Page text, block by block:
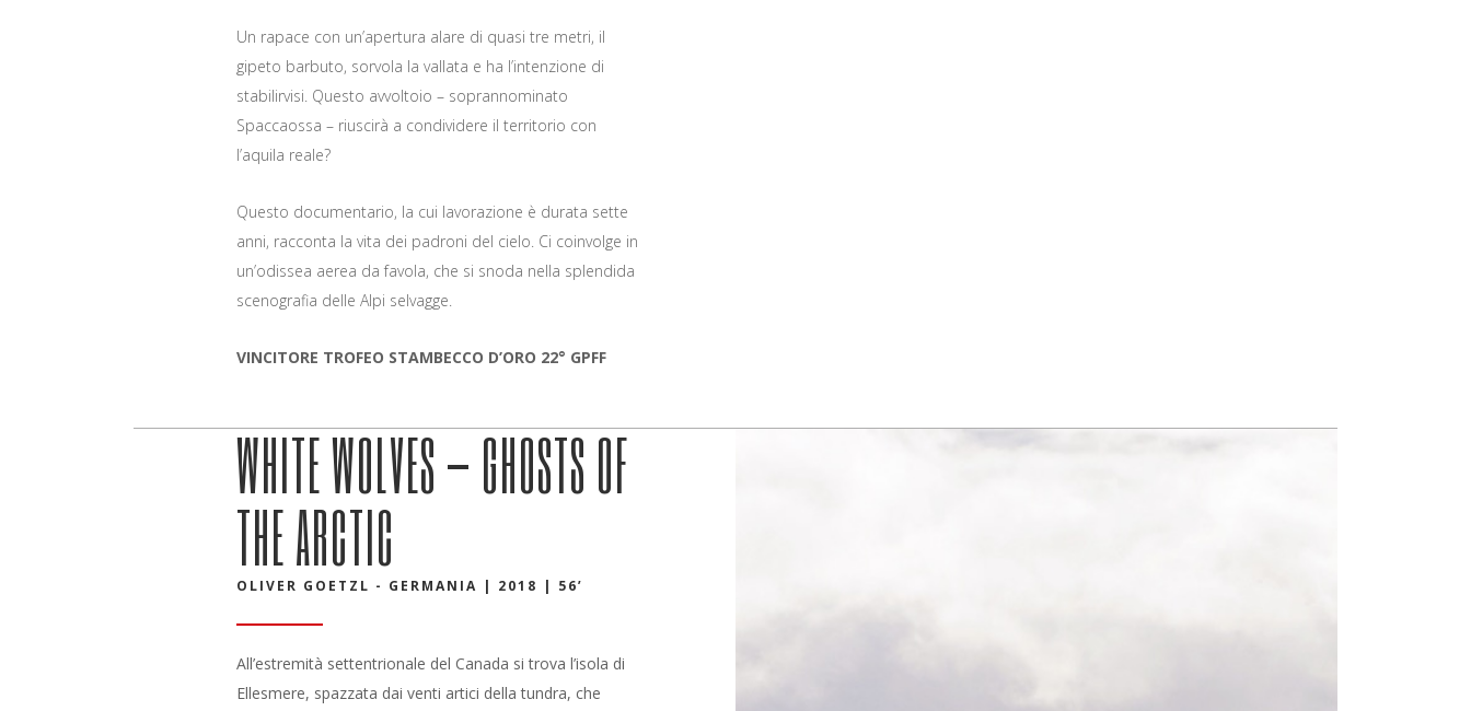
Un rapace con un’apertura alare di quasi tre metri, il
gipeto barbuto, sorvola la vallata e ha l’intenzione di
stabilirvisi. Questo avvoltoio – soprannominato
Spaccaossa – riuscirà a condividere il territorio con
l’aquila reale?
Questo documentario, la cui lavorazione è durata sette
anni, racconta la vita dei padroni del cielo. Ci coinvolge in
un’odissea aerea da favola, che si snoda nella splendida
scenografia delle Alpi selvagge.
VINCITORE TROFEO STAMBECCO D’ORO 22° GPFF
WHITE WOLVES – GHOSTS OF
THE ARCTIC
OLIVER GOETZL - GERMANIA | 2018 | 56’
All’estremità settentrionale del Canada si trova l’isola di
Ellesmere, spazzata dai venti artici della tundra, che